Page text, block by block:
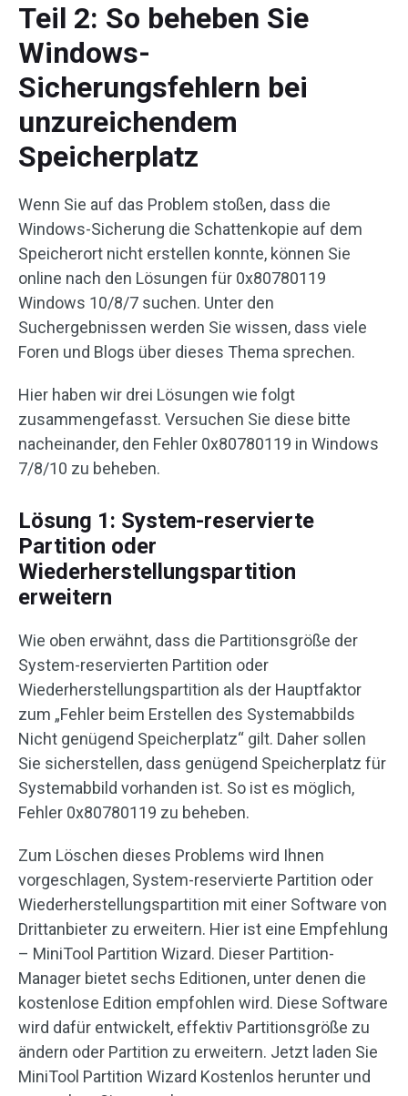
Teil 2: So beheben Sie
Windows-
Sicherungsfehlern bei
unzureichendem
Speicherplatz
Wenn Sie auf das Problem stoßen, dass die
Windows-Sicherung die Schattenkopie auf dem
Speicherort nicht erstellen konnte, können Sie
online nach den Lösungen für 0x80780119
Windows 10/8/7 suchen. Unter den
Suchergebnissen werden Sie wissen, dass viele
Foren und Blogs über dieses Thema sprechen.
Hier haben wir drei Lösungen wie folgt
zusammengefasst. Versuchen Sie diese bitte
nacheinander, den Fehler 0x80780119 in Windows
7/8/10 zu beheben.
Lösung 1: System-reservierte
Partition oder
Wiederherstellungspartition
erweitern
Wie oben erwähnt, dass die Partitionsgröße der
System-reservierten Partition oder
Wiederherstellungspartition als der Hauptfaktor
zum „Fehler beim Erstellen des Systemabbilds
Nicht genügend Speicherplatz“ gilt. Daher sollen
Sie sicherstellen, dass genügend Speicherplatz für
Systemabbild vorhanden ist. So ist es möglich,
Fehler 0x80780119 zu beheben.
Zum Löschen dieses Problems wird Ihnen
vorgeschlagen, System-reservierte Partition oder
Wiederherstellungspartition mit einer Software von
Drittanbieter zu erweitern. Hier ist eine Empfehlung
– MiniTool Partition Wizard. Dieser Partition-
Manager bietet sechs Editionen, unter denen die
kostenlose Edition empfohlen wird. Diese Software
wird dafür entwickelt, effektiv Partitionsgröße zu
ändern oder Partition zu erweitern. Jetzt laden Sie
MiniTool Partition Wizard Kostenlos herunter und